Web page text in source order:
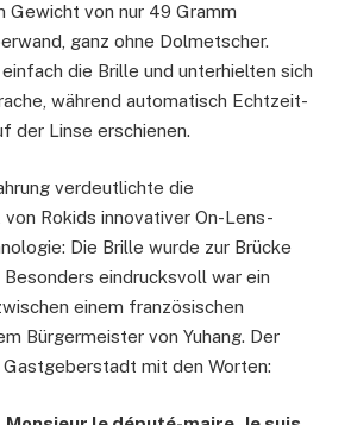
Gewicht von nur 49 Gramm
ganz ohne Dolmetscher.
die Brille und unterhielten sich
während automatisch Echtzeit-
der Linse erschienen.
verdeutlichte die
Rokids innovativer On-Lens-
Die Brille wurde zur Brücke
Besonders eindrucksvoll war ein
einem französischen
Bürgermeister von Yuhang. Der
mit den Worten: